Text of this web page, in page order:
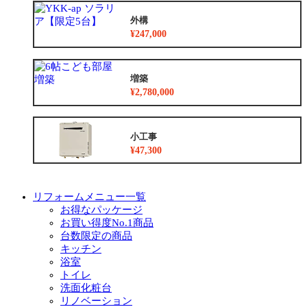
外構
¥247,000
増築
¥2,780,000
小工事
¥47,300
リフォームメニュー一覧
お得なパッケージ
お買い得度No.1商品
台数限定の商品
キッチン
浴室
トイレ
洗面化粧台
リノベーション